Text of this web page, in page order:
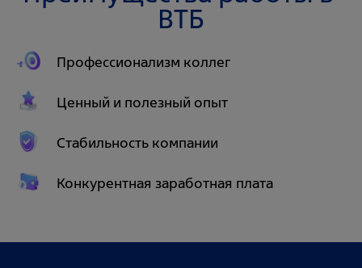
ВТБ
Профессионализм коллег
Ценный и полезный опыт
Стабильность компании
Конкурентная заработная плата